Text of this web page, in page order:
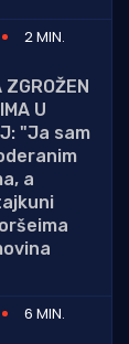
2 MIN.
U
"Ja sam
a
6 MIN.